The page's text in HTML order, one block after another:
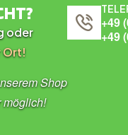
oder
Ort!
Shop
möglich!
+49
+49